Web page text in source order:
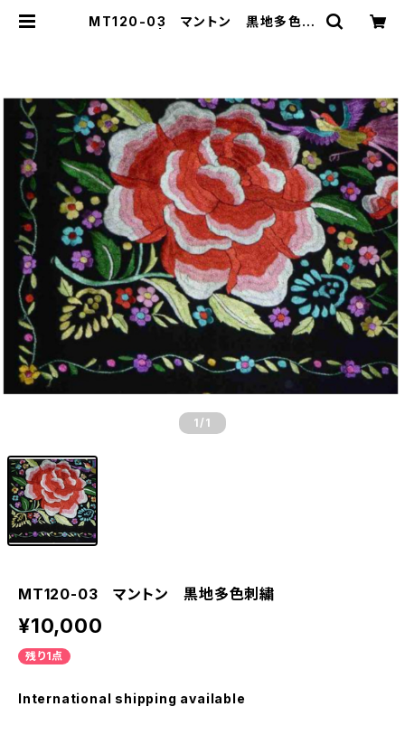
MT120-03 マントン 黒地多色刺
1 /1
MT120-03 マントン 黒地多色刺繍
¥10,000
残り1点
International shipping available